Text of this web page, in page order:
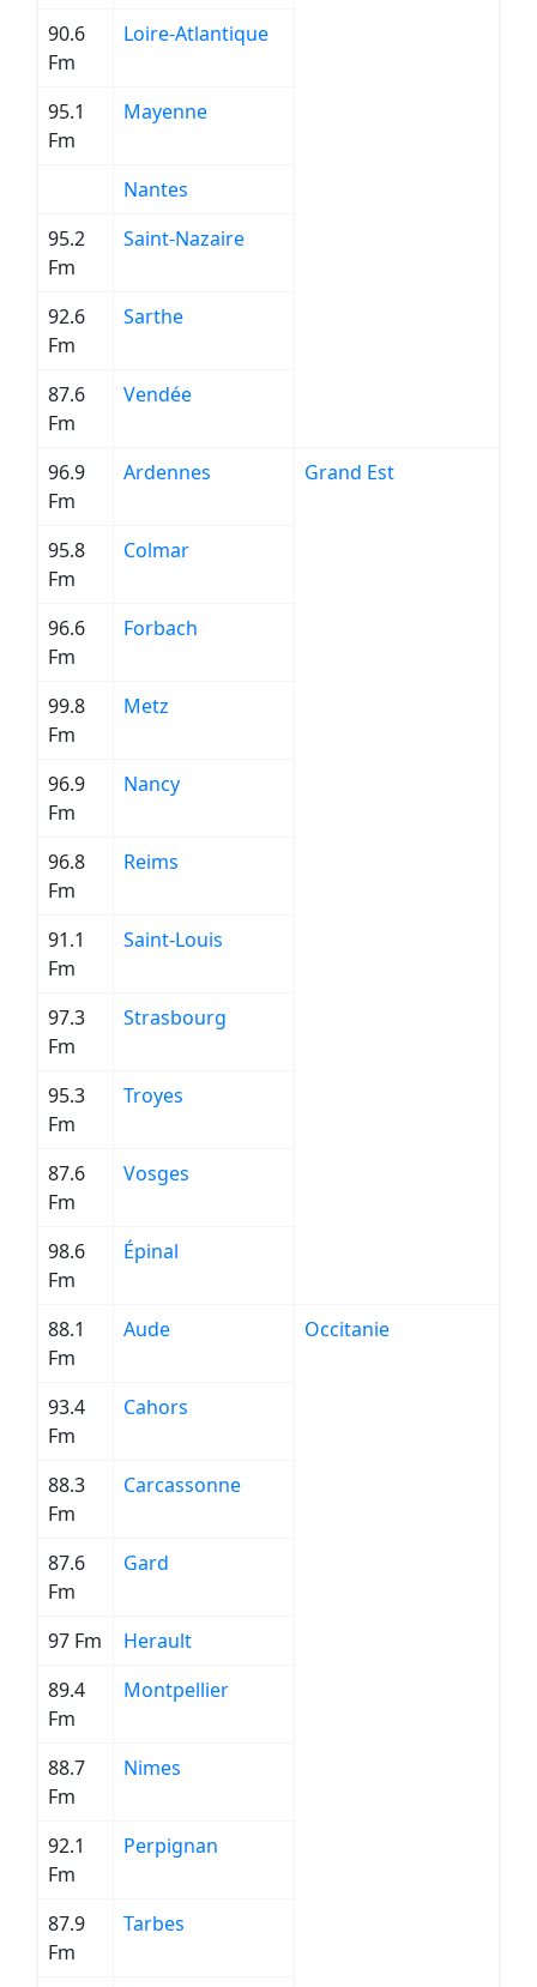
90.6
Fm
Loire-Atlantique
95.1
Fm
Mayenne
Nantes
95.2
Fm
Saint-Nazaire
92.6
Fm
Sarthe
87.6
Fm
Vendée
96.9
Fm
Ardennes Grand Est
95.8
Fm
Colmar
96.6
Fm
Forbach
99.8
Fm
Metz
96.9
Fm
Nancy
96.8
Fm
Reims
91.1
Fm
Saint-Louis
97.3
Fm
Strasbourg
95.3
Fm
Troyes
87.6
Fm
Vosges
98.6
Fm
Épinal
88.1
Fm
Aude Occitanie
93.4
Fm
Cahors
88.3
Fm
Carcassonne
87.6
Fm
Gard
97 Fm
Herault
89.4
Fm
Montpellier
88.7
Fm
Nimes
92.1
Fm
Perpignan
87.9
Fm
Tarbes